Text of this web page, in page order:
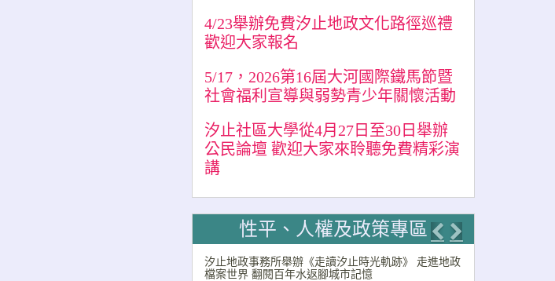
4/23舉辦免費汐止地政文化路徑巡禮
歡迎大家報名
5/17，2026第16屆大河國際鐵馬節暨
社會福利宣導與弱勢青少年關懷活動
汐止社區大學從4月27日至30日舉辦
公民論壇 歡迎大家來聆聽免費精彩演
講
性平、人權及政策專區
Previous
Next
汐止地政事務所舉辦《走讀汐止時光軌跡》 走進地政
檔案世界 翻閱百年水返腳城市記憶